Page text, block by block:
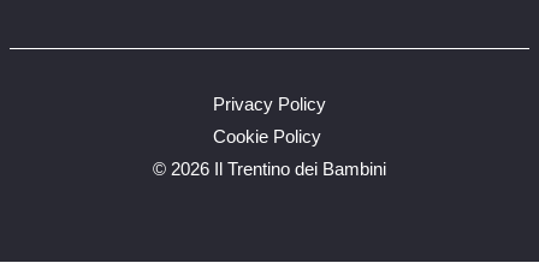
© 2026 Il Trentino dei Bambini
Privacy Policy
Cookie Policy